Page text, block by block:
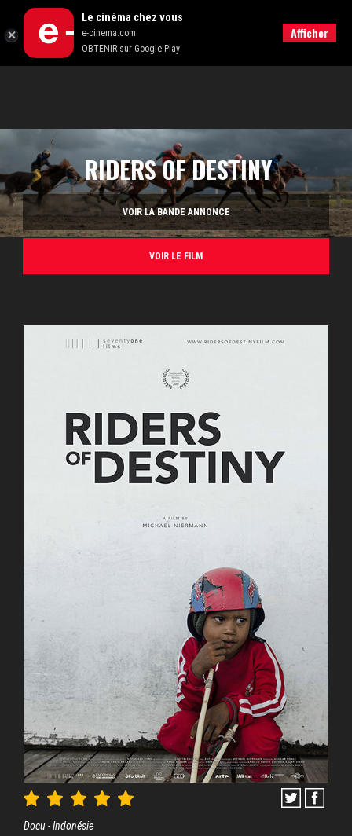
RIDERS OF DESTINY
VOIR LA BANDE ANNONCE
VOIR LE FILM
Docu - Indonésie
RECHERCHER
Le cinéma chez vous
e-cinema.com
OBTENIR sur Google Play
Afficher